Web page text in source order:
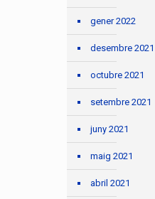
gener 2022
desembre 2021
octubre 2021
setembre 2021
juny 2021
maig 2021
abril 2021